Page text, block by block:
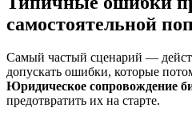
самостоятельной
Самый частый сценарий —
допускать ошибки, которые
Юридическое сопровождение
предотвратить их на старте.